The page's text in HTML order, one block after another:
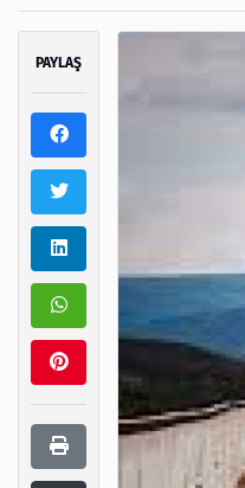
PAYLAŞ